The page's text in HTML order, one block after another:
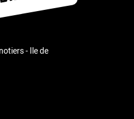
- Ile de